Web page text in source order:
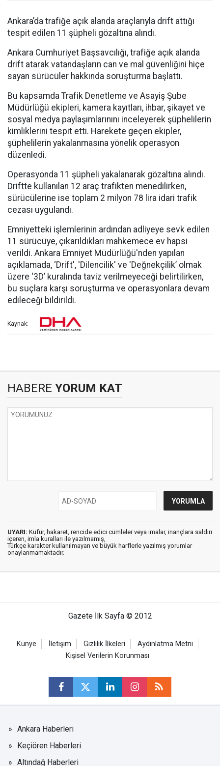
Ankara’da trafiğe açık alanda araçlarıyla drift attığı
tespit edilen 11 şüpheli gözaltına alındı.
Ankara Cumhuriyet Başsavcılığı, trafiğe açık alanda
drift atarak vatandaşların can ve mal güvenliğini hiçe
sayan sürücüler hakkında soruşturma başlattı.
Bu kapsamda Trafik Denetleme ve Asayiş Şube
Müdürlüğü ekipleri, kamera kayıtları, ihbar, şikayet ve
sosyal medya paylaşımlarınını inceleyerek şüphelilerin
kimliklerini tespit etti. Harekete geçen ekipler,
şüphelilerin yakalanmasına yönelik operasyon
düzenledi.
Operasyonda 11 şüpheli yakalanarak gözaltına alındı.
Driftte kullanılan 12 araç trafikten menedilirken,
sürücülerine ise toplam 2 milyon 78 lira idari trafik
cezası uygulandı.
Emniyetteki işlemlerinin ardından adliyeye sevk edilen
11 sürücüye, çıkarıldıkları mahkemece ev hapsi
verildi. Ankara Emniyet Müdürlüğü'nden yapılan
açıklamada, ‘Drift', 'Dilencilik' ve 'Değnekçilik’ olmak
üzere ‘3D’ kuralında taviz verilmeyeceği belirtilirken,
bu suçlara karşı soruşturma ve operasyonlara devam
edileceği bildirildi.
Kaynak:
HABERE YORUM KAT
UYARI: Küfür, hakaret, rencide edici cümleler veya imalar, inançlara saldırı
içeren, imla kuralları ile yazılmamış,
Türkçe karakter kullanılmayan ve büyük harflerle yazılmış yorumlar
onaylanmamaktadır.
Gazete İlk Sayfa © 2012
Künye İletişim Gizlilik İlkeleri
Aydınlatma Metni
Kişisel Verilerin Korunması
Ankara Haberleri
Keçiören Haberleri
Altındağ Haberleri